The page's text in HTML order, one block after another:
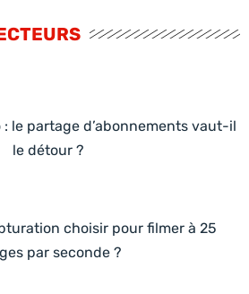
: le partage d’abonnements vaut-il
le détour ?
choisir pour filmer à 25
par seconde ?